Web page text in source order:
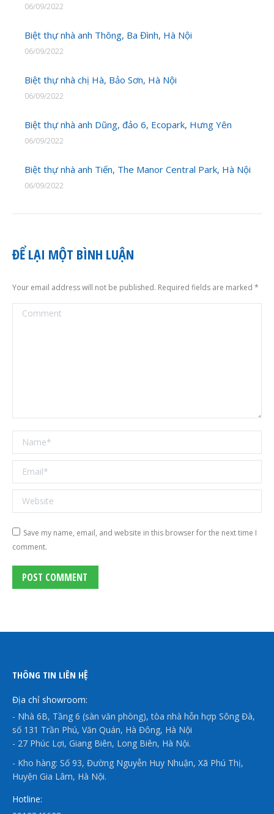
06/09/2022
Biệt thự nhà anh Thông, Ba Đình, Hà Nội
06/09/2022
Biệt thự nhà chị Hà, Bảo Sơn, Hà Nội
06/09/2022
Biệt thự nhà anh Dũng, đảo 6, Ecopark, Hưng Yên
06/09/2022
Biệt thự nhà anh Tiến, The Manor Central Park, Hà Nội
06/09/2022
ĐỂ LẠI MỘT BÌNH LUẬN
Your email address will not be published. Required fields are marked *
Comment
Name *
Email *
Website
Save my name, email, and website in this browser for the next time I
comment.
POST COMMENT
THÔNG TIN LIÊN HỆ
Địa chỉ showroom:
- Nhà 6B, Tầng 6 (sàn văn phòng), tòa nhà hỗn hợp Sông Đà,
số 131 Trần Phú, Văn Quán, Hà Đông, Hà Nội
- 27 Phúc Lợi, Giang Biên, Long Biên, Hà Nội.
- Kho hàng: Số 93, Đường Nguyễn Huy Nhuận, Xã Phú Thị,
Huyện Gia Lâm, Hà Nội.
Hotline: